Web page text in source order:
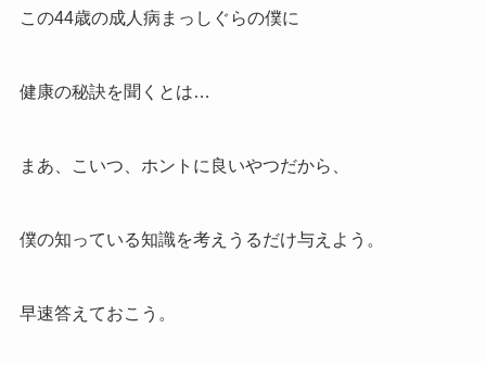
この44歳の成人病まっしぐらの僕に
健康の秘訣を聞くとは…
まあ、こいつ、ホントに良いやつだから、
僕の知っている知識を考えうるだけ与えよう。
早速答えておこう。